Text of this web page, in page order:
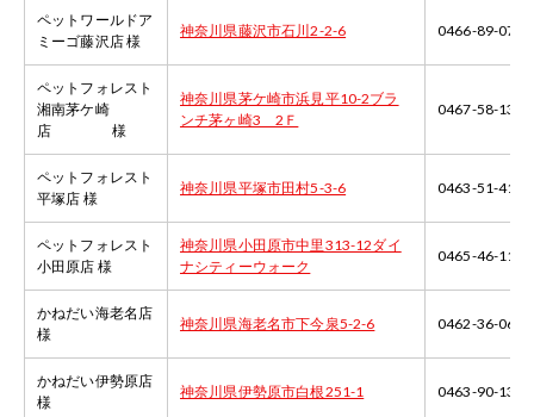
ペットワールドア
ミーゴ藤沢店 様
神奈川県藤沢市石川2-2-6 0466-89-0706
ペットフォレスト
湘南茅ケ崎
店 様
神奈川県茅ケ崎市浜見平10-2ブラ
ンチ茅ヶ崎3 2Ｆ
0467-58-1331
ペットフォレスト
平塚店 様
神奈川県平塚市田村5-3-6 0463-51-4110
ペットフォレスト
小田原店 様
神奈川県小田原市中里313-12ダイ
ナシティーウォーク
0465-46-1113
かねだい海老名店
様
神奈川県海老名市下今泉5-2-6 0462-36-0600
かねだい伊勢原店
様
神奈川県伊勢原市白根251-1 0463-90-1334